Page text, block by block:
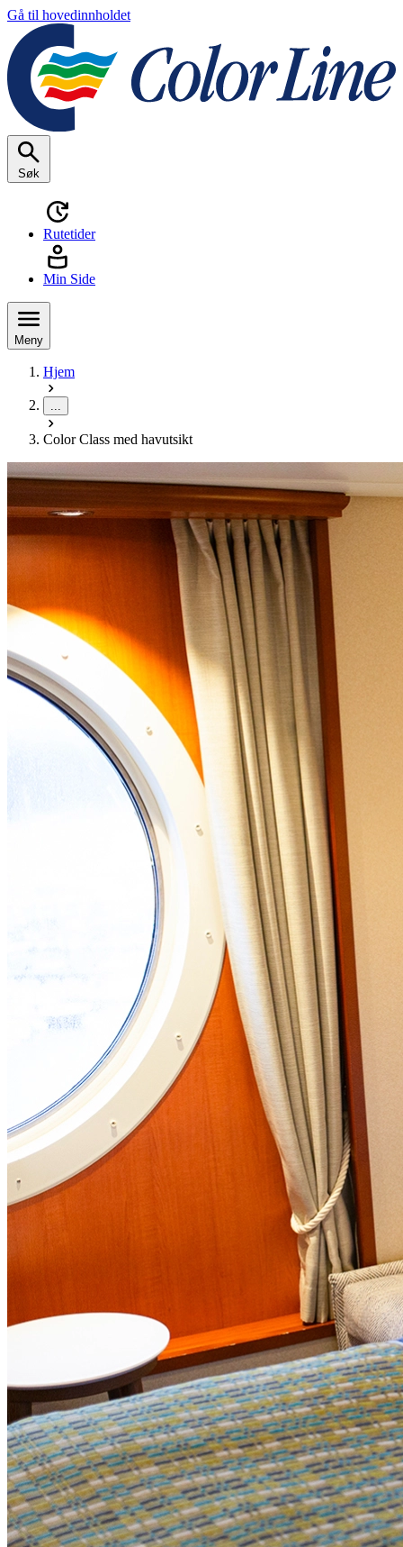
Gå til hovedinnholdet
Søk
Rutetider
Min Side
Meny
Hjem
Color Class med havutsikt